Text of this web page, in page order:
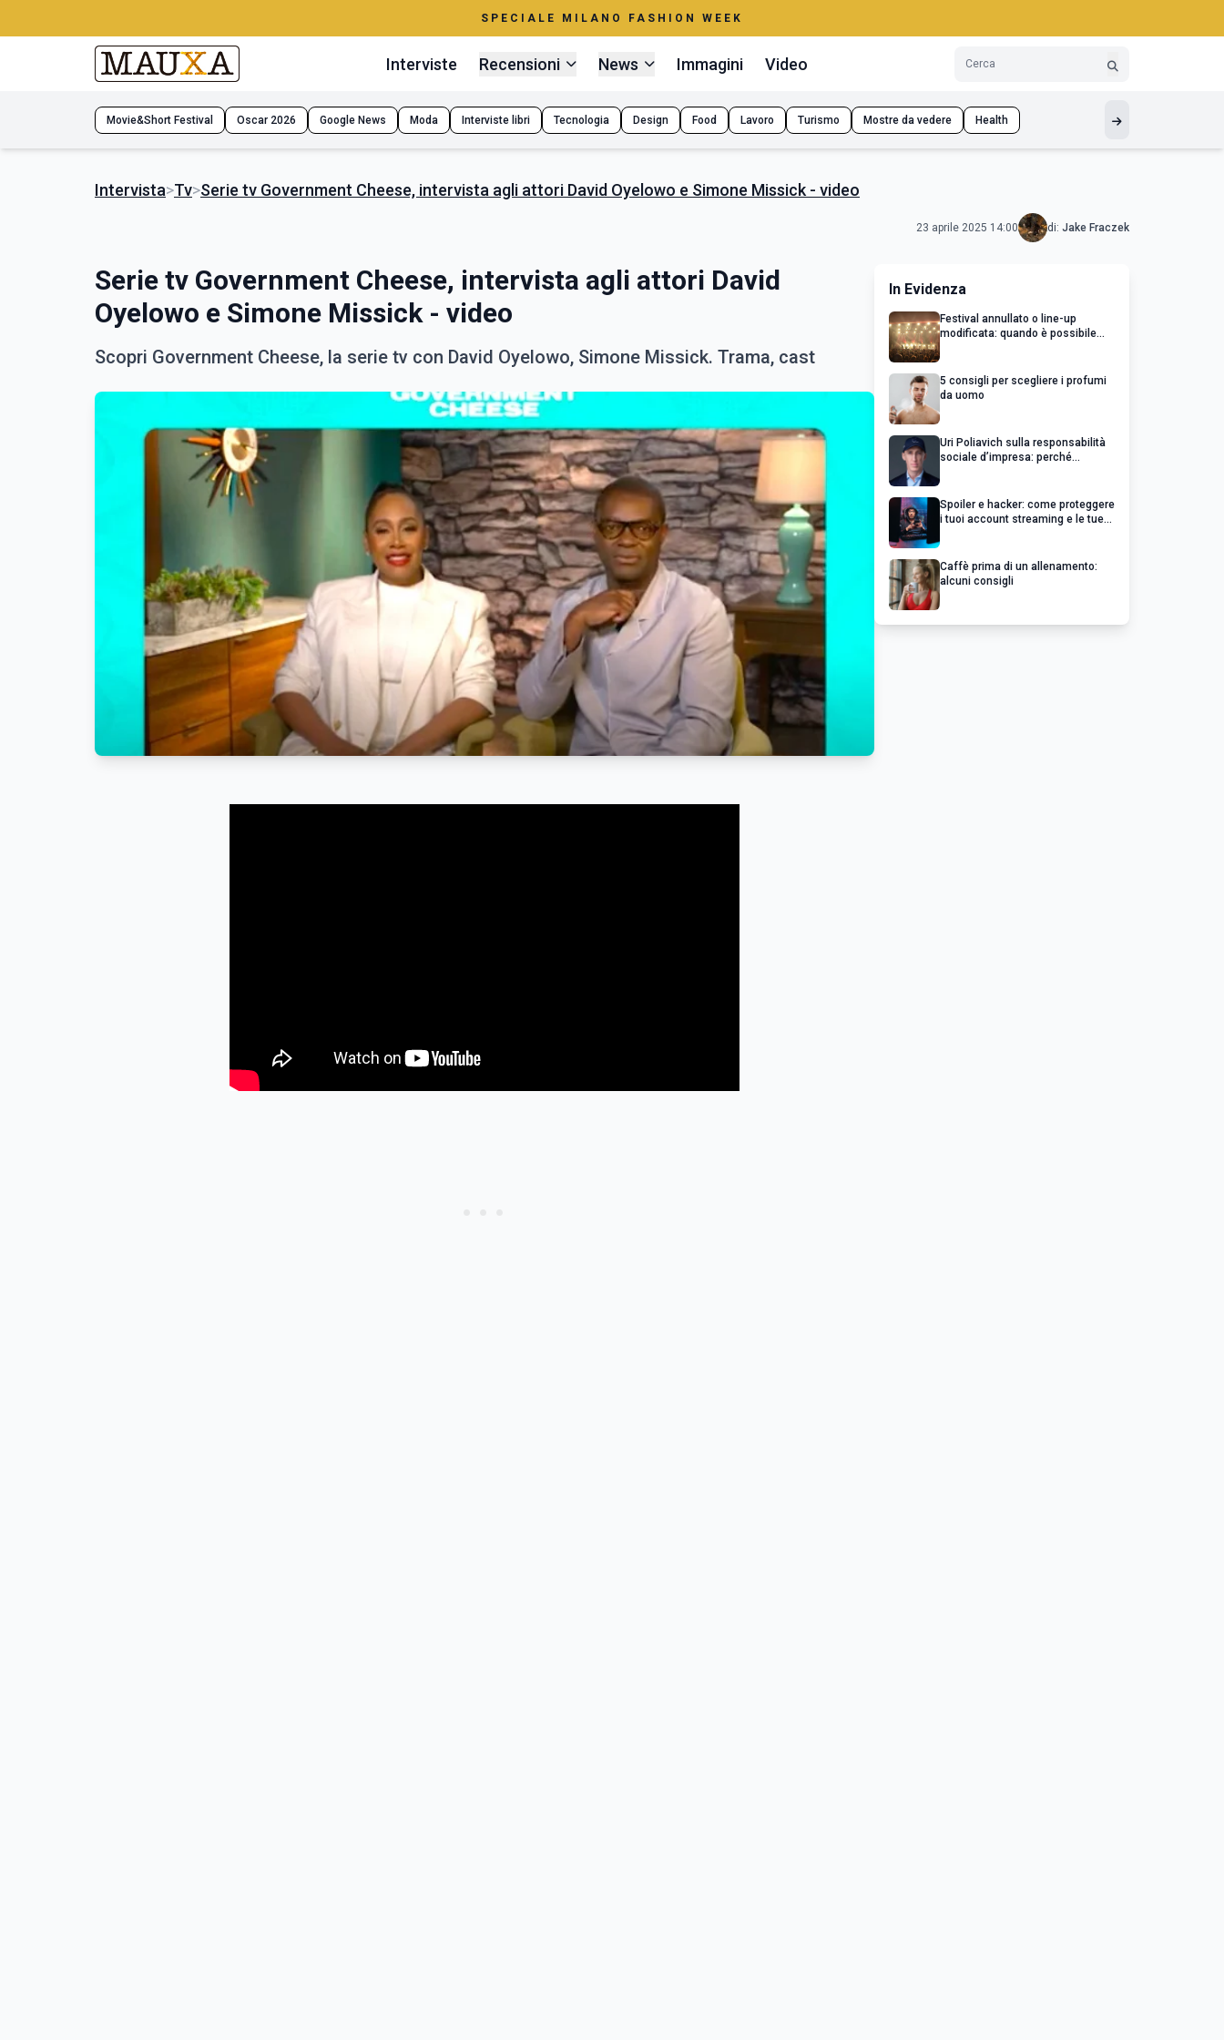
SPECIALE MILANO FASHION WEEK
Interviste Recensioni News Immagini Video
Movie&Short Festival Oscar 2026 Google News Moda Interviste libri Tecnologia Design Food Lavoro Turismo Mostre da vedere Health
Intervista>Tv>Serie tv Government Cheese, intervista agli attori David Oyelowo e Simone Missick - video
23 aprile 2025 14:00 di: Jake Fraczek
Serie tv Government Cheese, intervista agli attori David
Oyelowo e Simone Missick - video
Scopri Government Cheese, la serie tv con David Oyelowo, Simone Missick. Trama, cast
In Evidenza
Festival annullato o line-up
modificata: quando è possibile
5 consigli per scegliere i profumi
da uomo
Uri Poliavich sulla responsabilità
sociale d’impresa: perché
Spoiler e hacker: come proteggere
i tuoi account streaming e le tue
Caffè prima di un allenamento:
alcuni consigli